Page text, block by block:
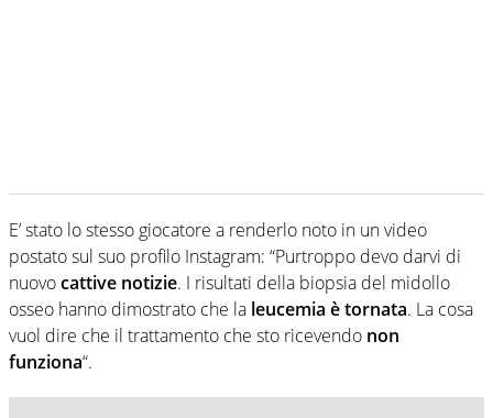
E’ stato lo stesso giocatore a renderlo noto in un video
postato sul suo profilo Instagram: “Purtroppo devo darvi di
nuovocattive notizie. I risultati della biopsia del midollo
osseo hanno dimostrato che la leucemia è tornata. La cosa
vuol dire che il trattamento che sto ricevendo non
funziona“.